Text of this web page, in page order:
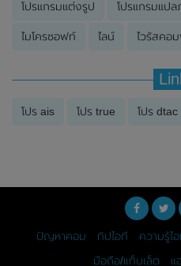
โปรแกรมแต่งรูป โปรแกรมแปล
ไมโครซอฟท์ ไลน์ ไวรัสคอ
โปร ais โปร true โปร dtac
ปัญหาคอม ทิปไอที ความรู้ไ
มือถือ/แท็บเล็ต
แ